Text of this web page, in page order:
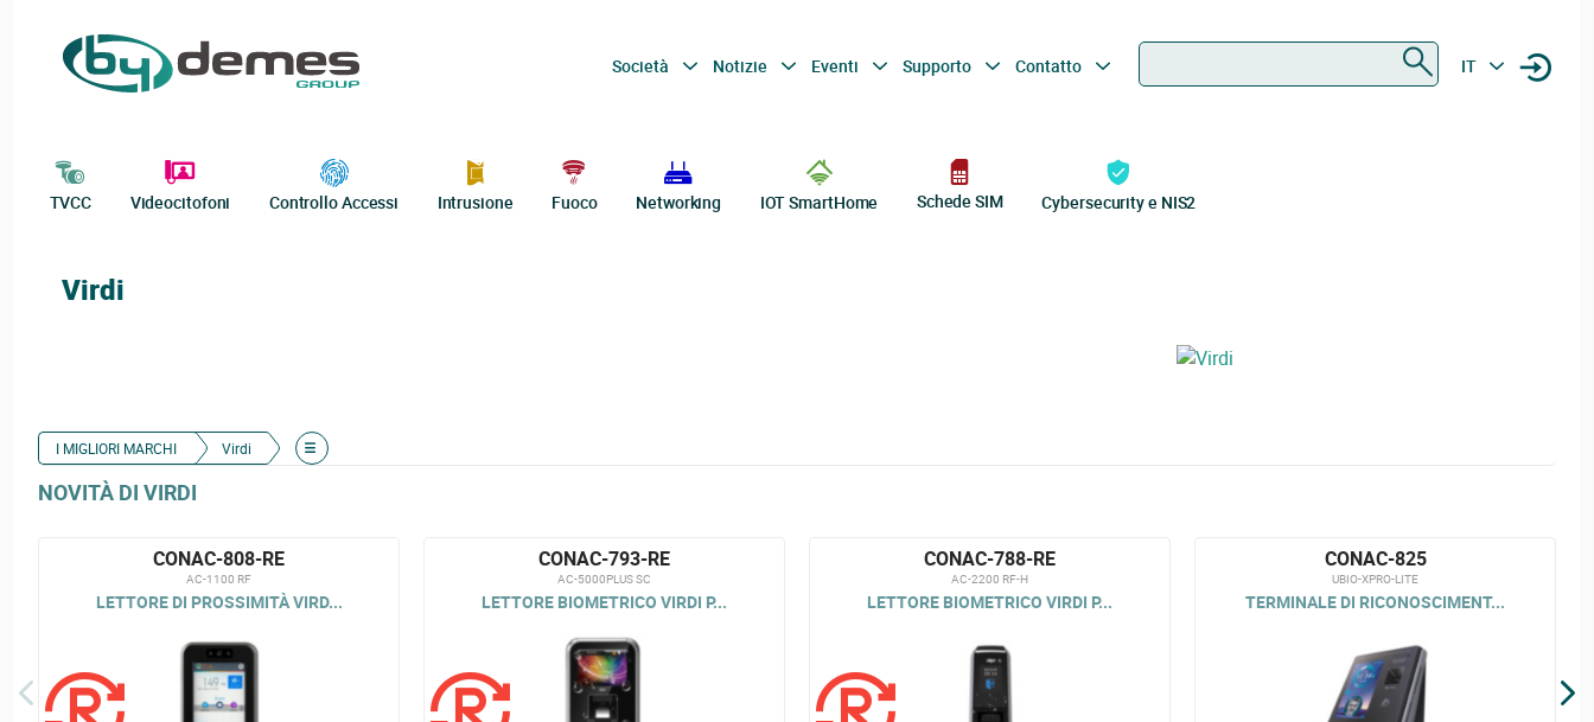
Società Notizie Eventi Supporto Contatto IT
TVCC Videocitofoni Controllo Accessi Intrusione Fuoco Networking IOT SmartHome Schede SIM Cybersecurity e NIS2
Virdi
I MIGLIORI MARCHI Virdi
NOVITÀ DI VIRDI
CONAC-808-RE
AC-1100 RF
LETTORE DI PROSSIMITÀ VIRD...
CONAC-793-RE
AC-5000PLUS SC
LETTORE BIOMETRICO VIRDI P...
CONAC-788-RE
AC-2200 RF-H
LETTORE BIOMETRICO VIRDI P...
CONAC-825
UBIO-XPRO-LITE
TERMINALE DI RICONOSCIMENT...